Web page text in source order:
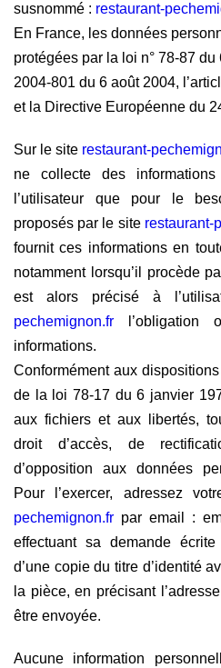
susnommé : restaurant-
En France, les données
protégées par la loi n° 78-87
2004-801 du 6 août 2004,
et la Directive Européenne du
Sur le site restaurant-
ne collecte des
l’utilisateur que pour le
proposés par le site restaurant-
fournit ces informations en
notamment lorsqu’il procède
est alors précisé à
pechemignon.fr l’obligation
informations.
Conformément aux
de la loi 78-17 du 6 janvier
aux fichiers et aux libertés,
droit d’accès, de
d’opposition aux données
Pour l’exercer, adressez
pechemignon.fr par email :
effectuant sa demande
d’une copie du titre d’identité
la pièce, en précisant
être envoyée.
Aucune information